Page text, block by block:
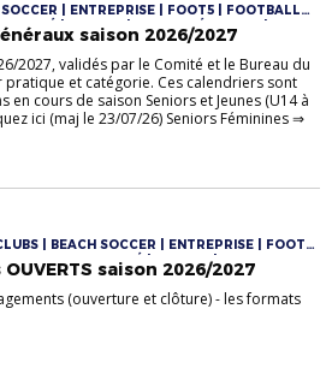
| ENTREPRISE | FOOT5 | FOOTBALL
| FUTSAL | JEUNES FÉMININES |
| SENIORS FÉMININES | SENIORS
| U12/U13 | U12F/U13F | U12M/U13M |
saison 2026/2027
2027, validés par le Comité et le Bureau du
et catégorie. Ces calendriers sont
cours de saison Seniors et Jeunes (U14 à
ici (maj le 23/07/26) Seniors Féminines ⇒
| BEACH SOCCER | ENTREPRISE | FOOT5
DIVERSIFIÉ | FUTSAL | JEUNES
| LOISIR | SENIORS | SENIORS FÉMININES |
| U10F/U11F | U12/U13 | U12F/U13F |
U7 | U8/U9 | VÉTÉRANS
saison 2026/2027
(ouverture et clôture) - les formats